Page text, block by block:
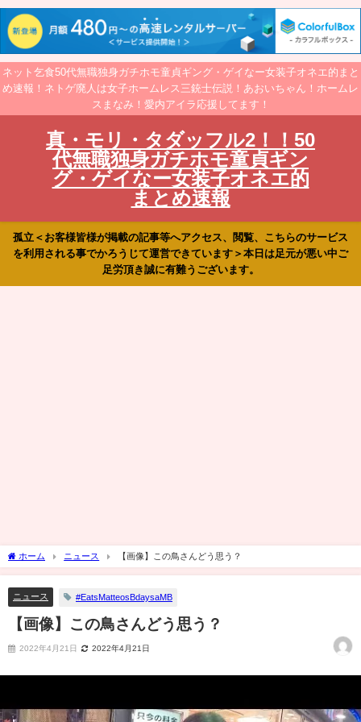
ネット乞食50代無職独身ガチホモ童貞ギング・ゲイなー女装子オネエ的まと
め速報！ネトゲ廃人は女子ホームレス三銃士伝説！あおいちゃん！ホームレ
スまなみ！愛内アイラ応援してます！
真・モリ・タダッフル2！！50
代無職独身ガチホモ童貞ギン
グ・ゲイなー女装子オネエ的
まとめ速報
孤立＜お客様皆様が掲載の記事等へアクセス、閲覧、こちらのサービス
を利用される事でかろうじて運営できています＞本日は足元が悪い中ご
足労頂き誠に有難うございます。
ホーム ニュース 【画像】この鳥さんどう思う？
ニュース #EatsMatteosBdaysaMB
【画像】この鳥さんどう思う？
2022年4月21日 2022年4月21日